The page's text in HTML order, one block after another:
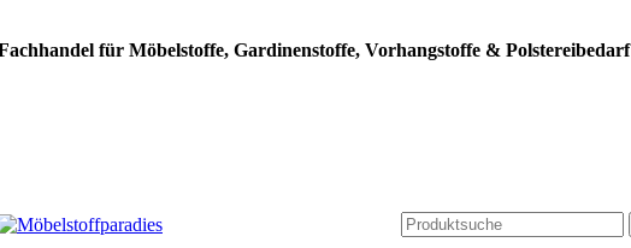
für Möbelstoffe, Gardinenstoffe, Vorhangstoffe & Polstereibedarf